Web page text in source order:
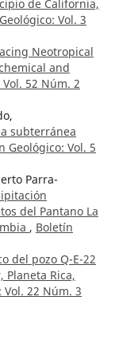
de California,
Vol. 3
Neotropical
and
52 Núm. 2
subterránea
Geológico: Vol. 5
Parra-
del Pantano La
, Boletín
del pozo Q-E-22
Rica,
22 Núm. 3